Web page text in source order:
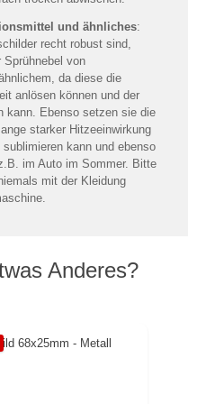
und ähnliches:
recht robust sind,
von
da diese die
anlösen können und der
kann. Ebenso setzen sie die
starker Hitzeeinwirkung
kann und ebenso
im Auto im Sommer. Bitte
mit der Kleidung
Anderes?